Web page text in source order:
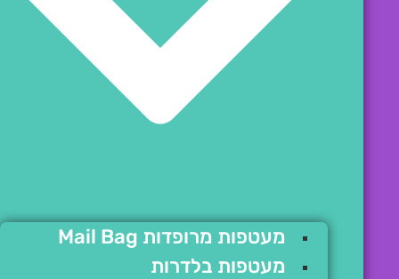
מעטפות מרופדות Mail Bag
מעטפות בלדרות